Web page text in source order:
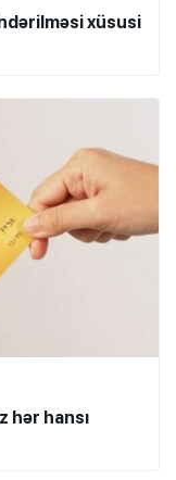
xüsusi
hər hansı